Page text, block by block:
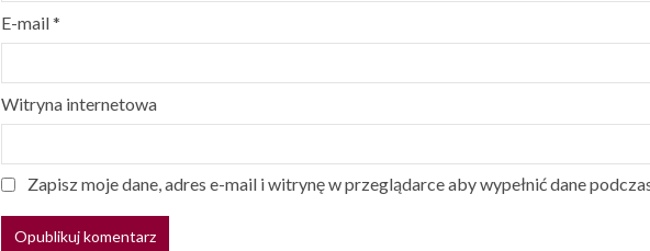
E-mail*
Witryna internetowa
Zapisz moje dane, adres e-mail i witrynę w przeglądarce aby wypełnić dane